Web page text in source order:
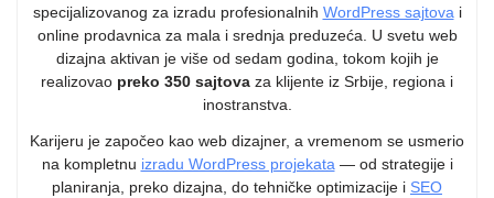
specijalizovanog za izradu profesionalnih WordPress sajtovai
online prodavnica za mala i srednja preduzeća. U svetu web
dizajna aktivan je više od sedam godina, tokom kojih je
realizovao preko 350 sajtova za klijente iz Srbije, regiona i
inostranstva.
Karijeru je započeo kao web dizajner, a vremenom se usmerio
na kompletnu izradu WordPress projekata— od strategije i
planiranja, preko dizajna, do tehničke optimizacije i SEO